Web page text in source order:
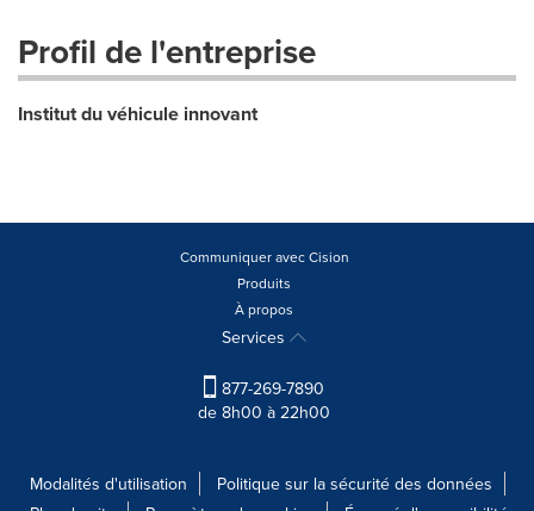
Profil de l'entreprise
Institut du véhicule innovant
Communiquer avec Cision
Produits
À propos
Services
877-269-7890
de 8h00 à 22h00
Modalités d'utilisation
Politique sur la sécurité des données